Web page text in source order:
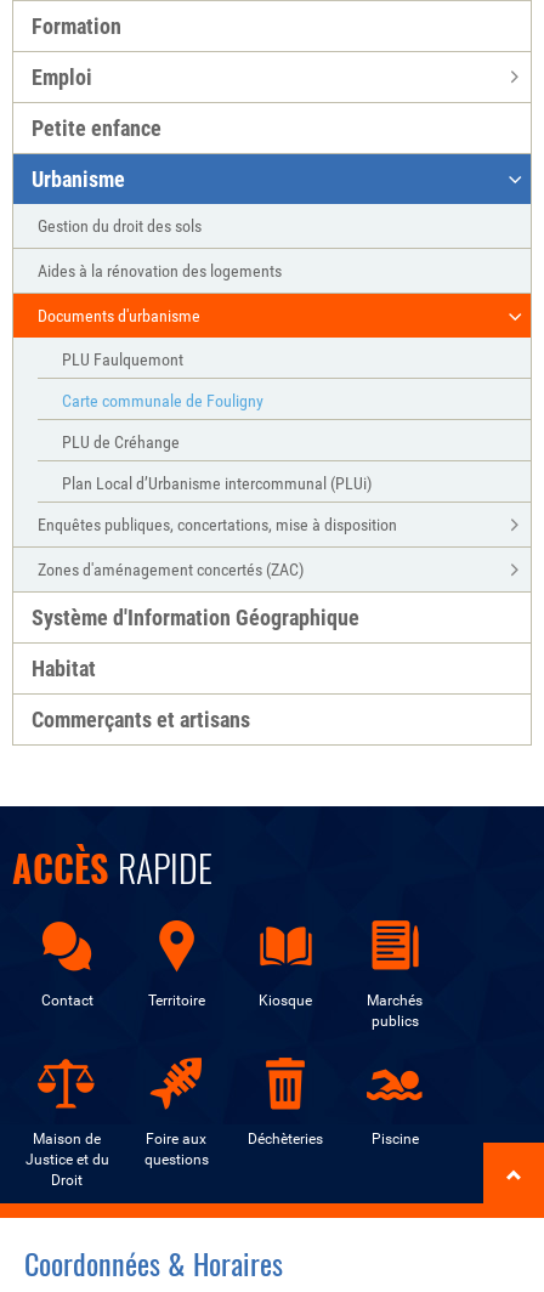
Formation
Emploi
Petite enfance
Urbanisme
Gestion du droit des sols
Aides à la rénovation des logements
Documents d'urbanisme
PLU Faulquemont
Carte communale de Fouligny
PLU de Créhange
Plan Local d’Urbanisme intercommunal (PLUi)
Enquêtes publiques, concertations, mise à disposition
Zones d'aménagement concertés (ZAC)
Système d'Information Géographique
Habitat
Commerçants et artisans
ACCÈS RAPIDE
Contact Territoire Kiosque
Marchés
publics
Maison de
Justice et du
Droit
Foire aux
questions
Déchèteries Piscine
Coordonnées & Horaires